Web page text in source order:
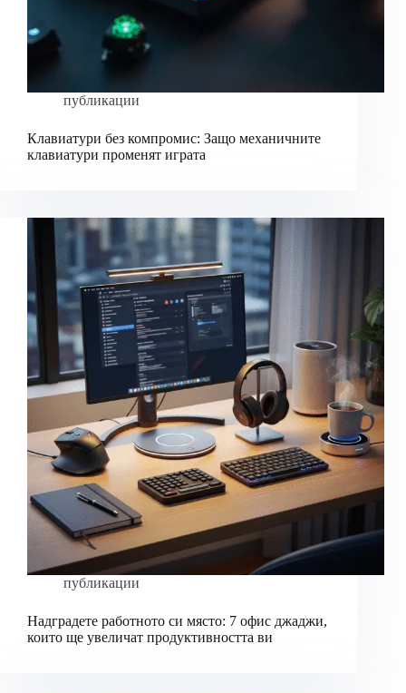
публикации
Клавиатури без компромис: Защо механичните
клавиатури променят играта
публикации
Надградете работното си място: 7 офис джаджи,
които ще увеличат продуктивността ви